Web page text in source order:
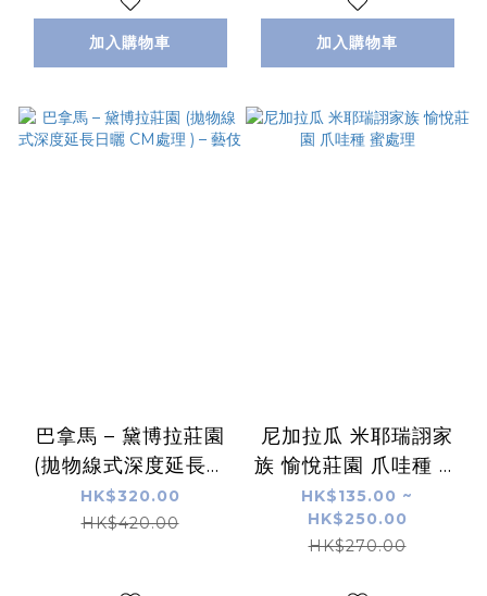
加入購物車 加入購物車
巴拿馬 – 黛博拉莊園
(拋物線式深度延長日
曬 CM處理 ) – 藝伎
HK$320.00
HK$420.00
尼加拉瓜 米耶瑞詡家
族 愉悅莊園 爪哇種 蜜
處理
HK$135.00 ~
HK$250.00
HK$270.00